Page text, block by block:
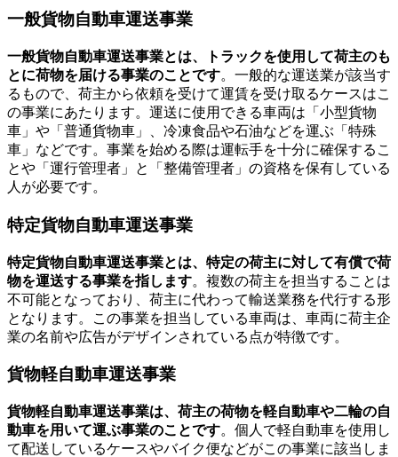
一般貨物自動車運送事業
一般貨物自動車運送事業とは、トラックを使用して荷主のも
とに荷物を届ける事業のことです。一般的な運送業が該当す
るもので、荷主から依頼を受けて運賃を受け取るケースはこ
の事業にあたります。運送に使用できる車両は「小型貨物
車」や「普通貨物車」、冷凍食品や石油などを運ぶ「特殊
車」などです。事業を始める際は運転手を十分に確保するこ
とや「運行管理者」と「整備管理者」の資格を保有している
人が必要です。
特定貨物自動車運送事業
特定貨物自動車運送事業とは、特定の荷主に対して有償で荷
物を運送する事業を指します。複数の荷主を担当することは
不可能となっており、荷主に代わって輸送業務を代行する形
となります。この事業を担当している車両は、車両に荷主企
業の名前や広告がデザインされている点が特徴です。
貨物軽自動車運送事業
貨物軽自動車運送事業は、荷主の荷物を軽自動車や二輪の自
動車を用いて運ぶ事業のことです。個人で軽自動車を使用し
て配送しているケースやバイク便などがこの事業に該当しま